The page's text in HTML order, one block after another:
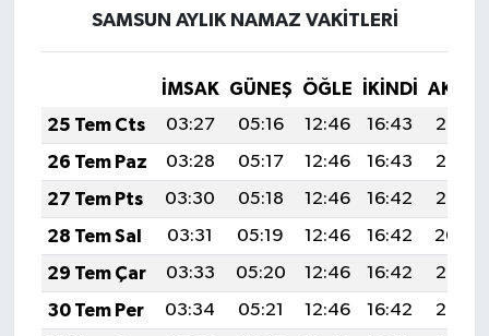
SAMSUN AYLIK NAMAZ VAKITLERI
İMSAK GÜNEŞ ÖĞLE İKINDI
25 Tem Cts
03:27 05:16 12:46 16:43
20:07
26 Tem Paz
03:28 05:17 12:46 16:43
20:06
27 Tem Pts
03:30 05:18 12:46 16:42
20:05
28 Tem Sal
03:31 05:19 12:46 16:42
20:04
29 Tem Çar
03:33 05:20 12:46 16:42
20:03
30 Tem Per
03:34 05:21 12:46 16:42
20:02